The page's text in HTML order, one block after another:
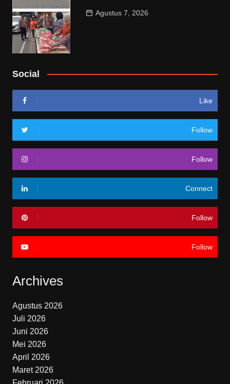
Agustus 7, 2026
Social
Like
Follow
Follow
Connect
Follow
Follow
Archives
Agustus 2026
Juli 2026
Juni 2026
Mei 2026
April 2026
Maret 2026